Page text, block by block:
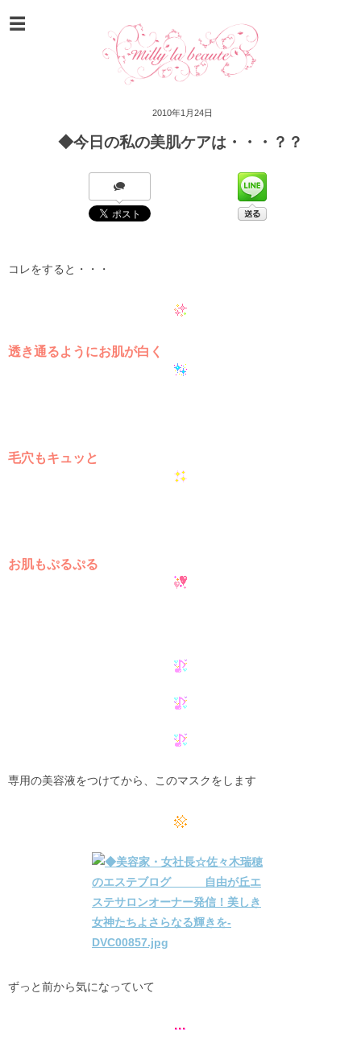
2010年1月24日
◆今日の私の美肌ケアは・・・？？
コレをすると・・・
透き通るようにお肌が白く
毛穴もキュッと
お肌もぷるぷる
専用の美容液をつけてから、このマスクをします
ずっと前から気になっていて